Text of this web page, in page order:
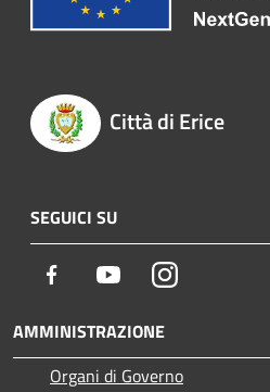
Città di Erice
SEGUICI SU
Facebook YoutubeInstagram
AMMINISTRAZIONE
Organi di Governo